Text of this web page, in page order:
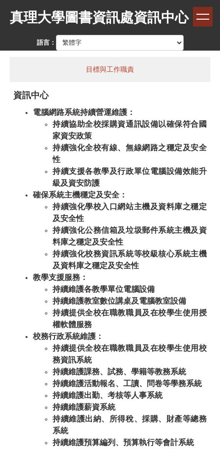
真理大學圖書資訊處資訊中心
語言：
目標與工作職責
資訊中心
電腦網路系統持續營運維護：
持續協助全校採購資通訊設備以確保符合國
家資安政策
持續強化全校有線、無線網路之穩定及安全
性
持續支援各教學及行政單位電腦設備效能升
級及資安防護
確保系統主機穩定及安全：
持續強化學校入口網站主機及資料庫之穩定
及安全性
持續強化公務信箱及垃圾郵件系統主機及資
料庫之穩定及安全性
持續強化校務資訊系統等校級核心系統主機
及資料庫之穩定及安全性
教學支援服務：
持續維護各教學單位電腦設備
持續維護教室數位講桌及電腦教室設備
持續提供全校在職教職員及在校學生使用授
權軟體服務
校務行政系統維護：
持續提供全校在職教職員及在校學生使用校
務資訊系統
持續維護課務、試務、學籍等教務系統
持續維護活動報名、工讀、問卷等學務系統
持續維護出勤、考核等人事系統
持續維護薪資系統
持續維護出納、所得稅、採購、財產等總務
系統
持續維護預算編列、預算執行等會計系統